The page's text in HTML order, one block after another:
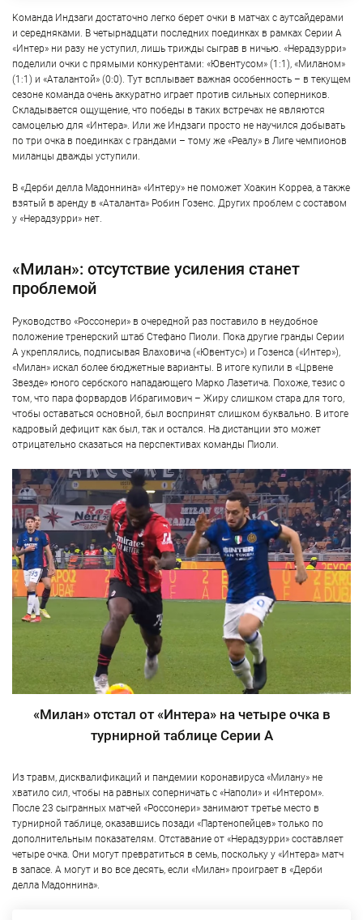
Команда Индзаги достаточно легко берет очки в матчах с аутсайдерами
и середняками. В четырнадцати последних поединках в рамках Серии А
«Интер» ни разу не уступил, лишь трижды сыграв в ничью. «Нерадзурри»
поделили очки с прямыми конкурентами: «Ювентусом» (1:1), «Миланом»
(1:1) и «Аталантой» (0:0). Тут всплывает важная особенность – в текущем
сезоне команда очень аккуратно играет против сильных соперников.
Складывается ощущение, что победы в таких встречах не являются
самоцелью для «Интера». Или же Индзаги просто не научился добывать
по три очка в поединках с грандами – тому же «Реалу» в Лиге чемпионов
миланцы дважды уступили.
В «Дерби делла Мадоннина» «Интеру» не поможет Хоакин Корреа, а также
взятый в аренду в «Аталанта» Робин Гозенс. Других проблем с составом
у «Нерадзурри» нет.
«Милан»: отсутствие усиления станет
проблемой
Руководство «Россонери» в очередной раз поставило в неудобное
положение тренерский штаб Стефано Пиоли. Пока другие гранды Серии
А укреплялись, подписывая Влаховича («Ювентус») и Гозенса («Интер»),
«Милан» искал более бюджетные варианты. В итоге купили в «Црвене
Звезде» юного сербского нападающего Марко Лазетича. Похоже, тезис о
том, что пара форвардов Ибрагимович – Жиру слишком стара для того,
чтобы оставаться основной, был воспринят слишком буквально. В итоге
кадровый дефицит как был, так и остался. На дистанции это может
отрицательно сказаться на перспективах команды Пиоли.
«Милан» отстал от «Интера» на четыре очка в
турнирной таблице Серии А
Из травм, дисквалификаций и пандемии коронавируса «Милану» не
хватило сил, чтобы на равных соперничать с «Наполи» и «Интером».
После 23 сыгранных матчей «Россонери» занимают третье место в
турнирной таблице, оказавшись позади «Партенопейцев» только по
дополнительным показателям. Отставание от «Нерадзурри» составляет
четыре очка. Они могут превратиться в семь, поскольку у «Интера» матч
в запасе. А могут и во все десять, если «Милан» проиграет в «Дерби
делла Мадоннина».